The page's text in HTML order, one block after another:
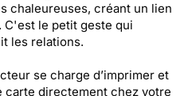
chaleureuses, créant un lien
le petit geste qui
les relations.
se charge d’imprimer et
carte directement chez votre